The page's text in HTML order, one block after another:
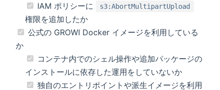
IAM ポリシーに
s3:AbortMultipartUpload
権限を追加したか
公式の GROWI Docker イメージを利用している
か
コンテナ内でのシェル操作や追加パッケージの
インストールに依存した運用をしていないか
独自のエントリポイントや派生イメージを利用